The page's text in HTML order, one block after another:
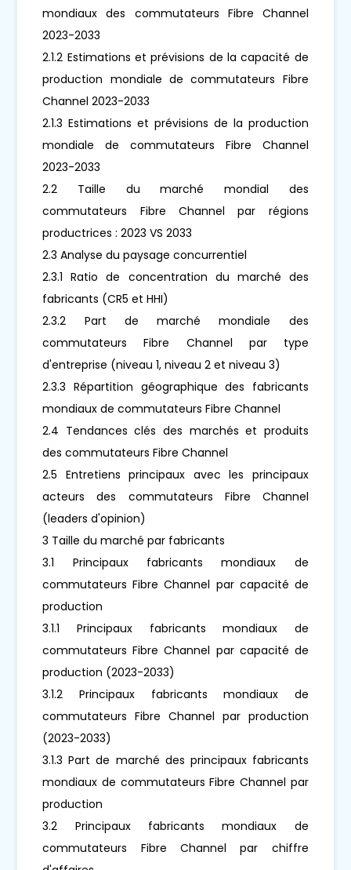
mondiaux des commutateurs Fibre Channel
2023-2033
2.1.2 Estimations et prévisions de la capacité de
production mondiale de commutateurs Fibre
Channel 2023-2033
2.1.3 Estimations et prévisions de la production
mondiale de commutateurs Fibre Channel
2023-2033
2.2 Taille du marché mondial des
commutateurs Fibre Channel par régions
productrices : 2023 VS 2033
2.3 Analyse du paysage concurrentiel
2.3.1 Ratio de concentration du marché des
fabricants (CR5 et HHI)
2.3.2 Part de marché mondiale des
commutateurs Fibre Channel par type
d'entreprise (niveau 1, niveau 2 et niveau 3)
2.3.3 Répartition géographique des fabricants
mondiaux de commutateurs Fibre Channel
2.4 Tendances clés des marchés et produits
des commutateurs Fibre Channel
2.5 Entretiens principaux avec les principaux
acteurs des commutateurs Fibre Channel
(leaders d'opinion)
3 Taille du marché par fabricants
3.1 Principaux fabricants mondiaux de
commutateurs Fibre Channel par capacité de
production
3.1.1 Principaux fabricants mondiaux de
commutateurs Fibre Channel par capacité de
production (2023-2033)
3.1.2 Principaux fabricants mondiaux de
commutateurs Fibre Channel par production
(2023-2033)
3.1.3 Part de marché des principaux fabricants
mondiaux de commutateurs Fibre Channel par
production
3.2 Principaux fabricants mondiaux de
commutateurs Fibre Channel par chiffre